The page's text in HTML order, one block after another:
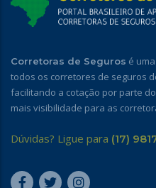
Corretoras de Seguros é
todos os corretores de seguros
facilitando a cotação por parte
mais visibilidade para as
Dúvidas? Ligue para (17)